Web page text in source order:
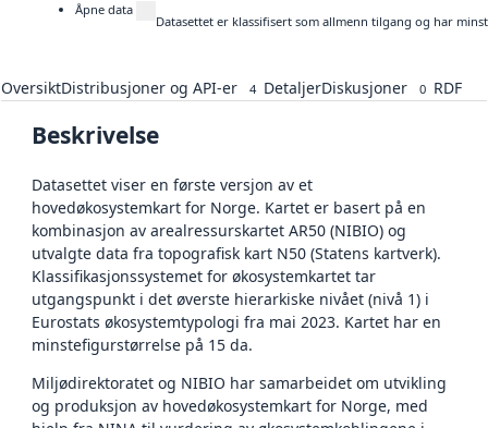
Åpne data
Datasettet er klassifisert som allmenn tilgang og har
OversiktDistribusjoner og API-er 4 DetaljerDiskusjoner 0 RDF
Beskrivelse
Datasettet viser en første versjon av et
hovedøkosystemkart for Norge. Kartet er basert på en
kombinasjon av arealressurskartet AR50 (NIBIO) og
utvalgte data fra topografisk kart N50 (Statens kartverk).
Klassifikasjonssystemet for økosystemkartet tar
utgangspunkt i det øverste hierarkiske nivået (nivå 1) i
Eurostats økosystemtypologi fra mai 2023. Kartet har en
minstefigurstørrelse på 15 da.
Miljødirektoratet og NIBIO har samarbeidet om utvikling
og produksjon av hovedøkosystemkart for Norge, med